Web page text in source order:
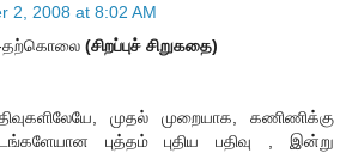
2, 2008 at 8:02 AM
தற்கொலை (சிறப்புச் சிறுகதை)
முதல் முறையாக, கணிணிக்கு
புத்தம் புதிய பதிவு , இன்று